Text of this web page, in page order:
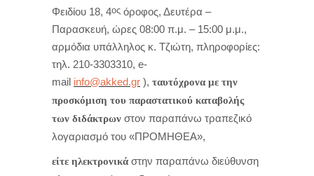
Φειδίου 18, 4ος όροφος, Δευτέρα –
Παρασκευή, ώρες 08:00 π.μ. – 15:00 μ.μ.,
αρμόδια υπάλληλος κ. Τζιώτη, πληροφορίες:
τηλ. 210-3303310, e-
mail info@akked.gr ), ταυτόχρονα με την
προσκόμιση του παραστατικού καταβολής
των διδάκτρων στον παραπάνω τραπεζικό
λογαριασμό του «ΠΡΟΜΗΘΕΑ»,
είτε ηλεκτρονικά στην παραπάνω διεύθυνση